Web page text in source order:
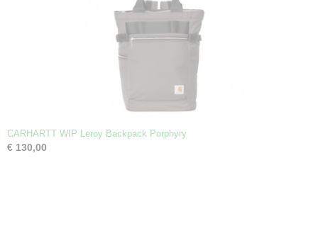
CARHARTT WIP Leroy Backpack Porphyry
€ 130,00